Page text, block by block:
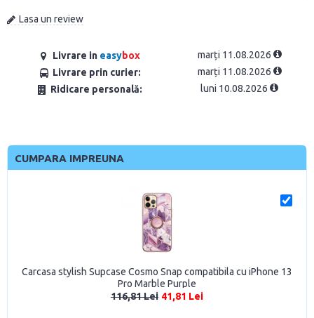
Lasa un review
Livrare in easybox
marți 11.08.2026
Livrare prin curier:
marți 11.08.2026
Ridicare personală:
luni 10.08.2026
CUMPARA IMPREUNA
Carcasa stylish Supcase Cosmo Snap compatibila cu iPhone 13
Pro Marble Purple
116,81 Lei 41,81 Lei